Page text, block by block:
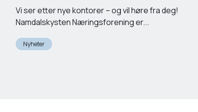
Vi ser etter nye kontorer – og vil høre fra deg!
Namdalskysten Næringsforening er...
Nyheter